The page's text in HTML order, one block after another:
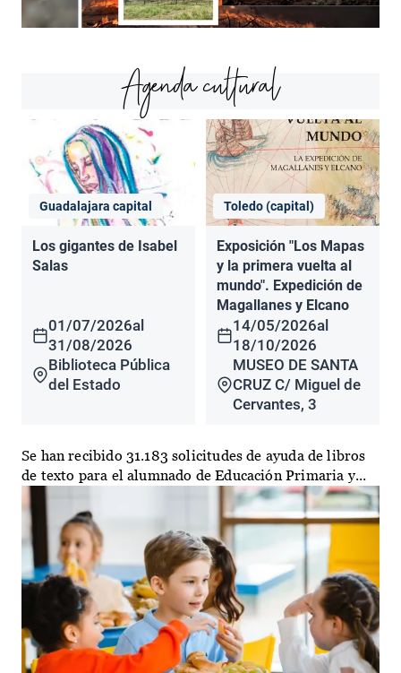
Agenda cultural
Guadalajara capital
Los gigantes de Isabel
Salas
01/07/2026al
31/08/2026
Biblioteca Pública
del Estado
Toledo (capital)
Exposición "Los Mapas
y la primera vuelta al
mundo". Expedición de
Magallanes y Elcano
14/05/2026al
18/10/2026
MUSEO DE SANTA
CRUZ C/ Miguel de
Cervantes, 3
Se han recibido 31.183 solicitudes de ayuda de libros
de texto para el alumnado de Educación Primaria y...